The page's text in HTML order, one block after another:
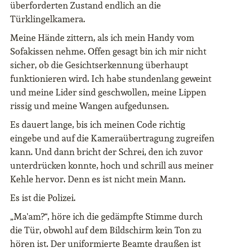
überforderten Zustand endlich an die
Türklingelkamera.
Meine Hände zittern, als ich mein Handy vom
Sofakissen nehme. Offen gesagt bin ich mir nicht
sicher, ob die Gesichtserkennung überhaupt
funktionieren wird. Ich habe stundenlang geweint
und meine Lider sind geschwollen, meine Lippen
rissig und meine Wangen aufgedunsen.
Es dauert lange, bis ich meinen Code richtig
eingebe und auf die Kameraübertragung zugreifen
kann. Und dann bricht der Schrei, den ich zuvor
unterdrücken konnte, hoch und schrill aus meiner
Kehle hervor. Denn es ist nicht mein Mann.
Es ist die Polizei.
„Ma'am?“, höre ich die gedämpfte Stimme durch
die Tür, obwohl auf dem Bildschirm kein Ton zu
hören ist. Der uniformierte Beamte draußen ist